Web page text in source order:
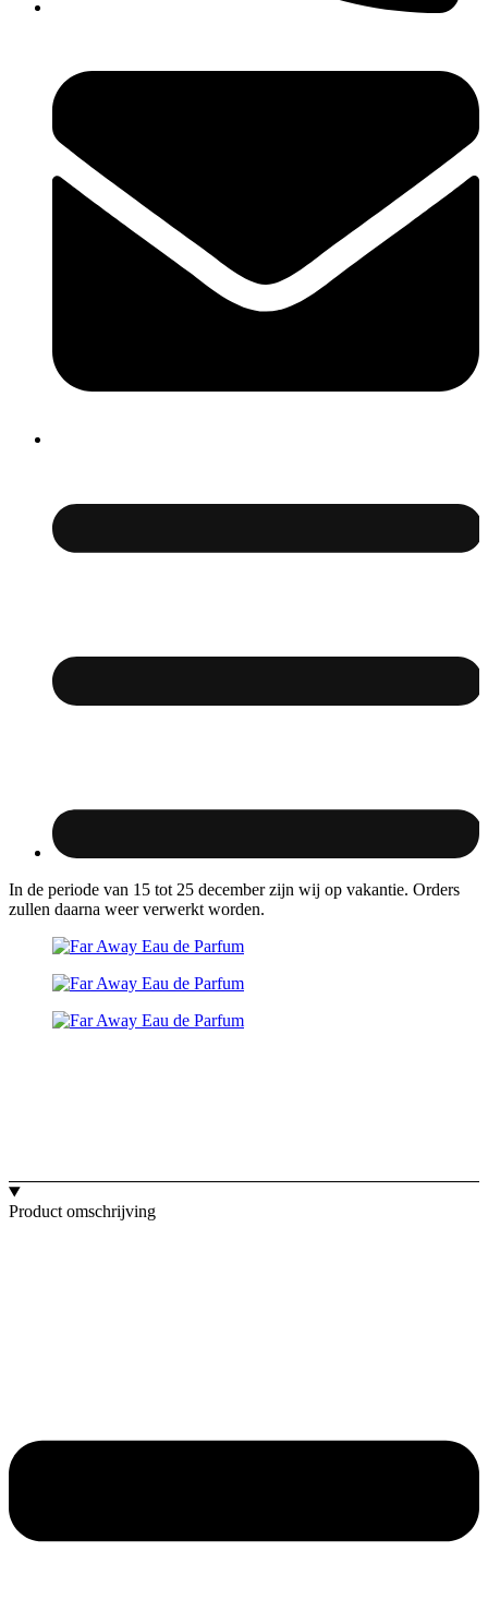
In de periode van 15 tot 25 december zijn wij op vakantie. Orders
zullen daarna weer verwerkt worden.
Product omschrijving